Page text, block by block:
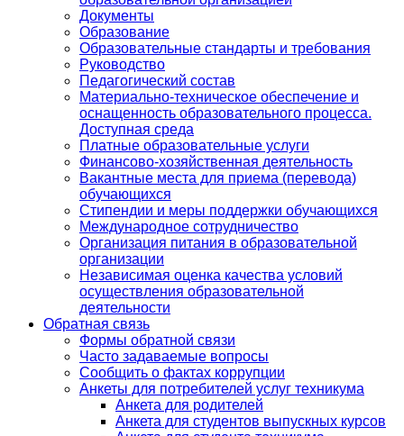
Документы
Образование
Образовательные стандарты и требования
Руководство
Педагогический состав
Материально-техническое обеспечение и
оснащенность образовательного процесса.
Доступная среда
Платные образовательные услуги
Финансово-хозяйственная деятельность
Вакантные места для приема (перевода)
обучающихся
Стипендии и меры поддержки обучающихся
Международное сотрудничество
Организация питания в образовательной
организации
Независимая оценка качества условий
осуществления образовательной
деятельности
Обратная связь
Формы обратной связи
Часто задаваемые вопросы
Сообщить о фактах коррупции
Анкеты для потребителей услуг техникума
Анкета для родителей
Анкета для студентов выпускных курсов